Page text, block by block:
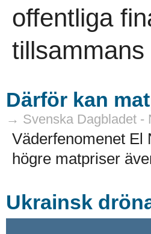
offentliga
Därför kan
→ Svenska Dagbladet -
Väderfenomenet El
högre matpriser
Ukrainsk